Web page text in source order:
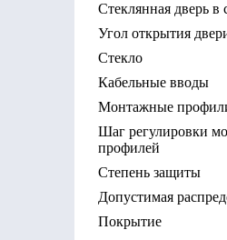
Стеклянная дверь в
Угол открытия
Стекло
Кабельные вводы
Монтажные
Шаг регулировки
профилей
Степень защиты
Допустимая
Покрытие